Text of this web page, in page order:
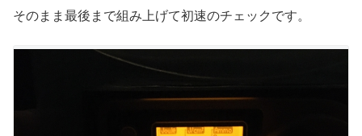
そのまま最後まで組み上げて初速のチェックです。